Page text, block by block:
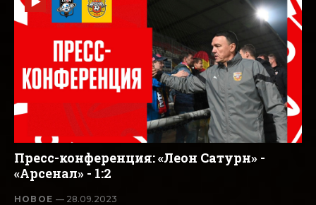
Пресс-конференция: «Леон Сатурн» -
«Арсенал» - 1:2
НОВОЕ— 28.09.2023